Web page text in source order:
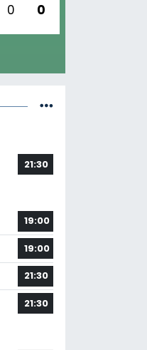
0 0
21:30
19:00
19:00
21:30
21:30